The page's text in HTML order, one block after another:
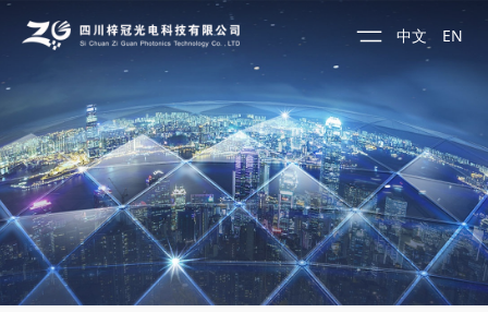
中文 EN